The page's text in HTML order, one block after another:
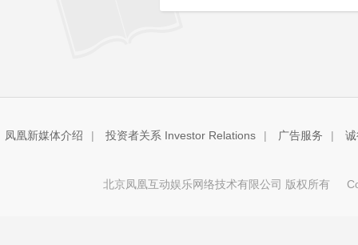
凤凰新媒体介绍 | 投资者关系 Investor Relations | 广告服务 |
北京凤凰互动娱乐网络技术有限公司 版权所有